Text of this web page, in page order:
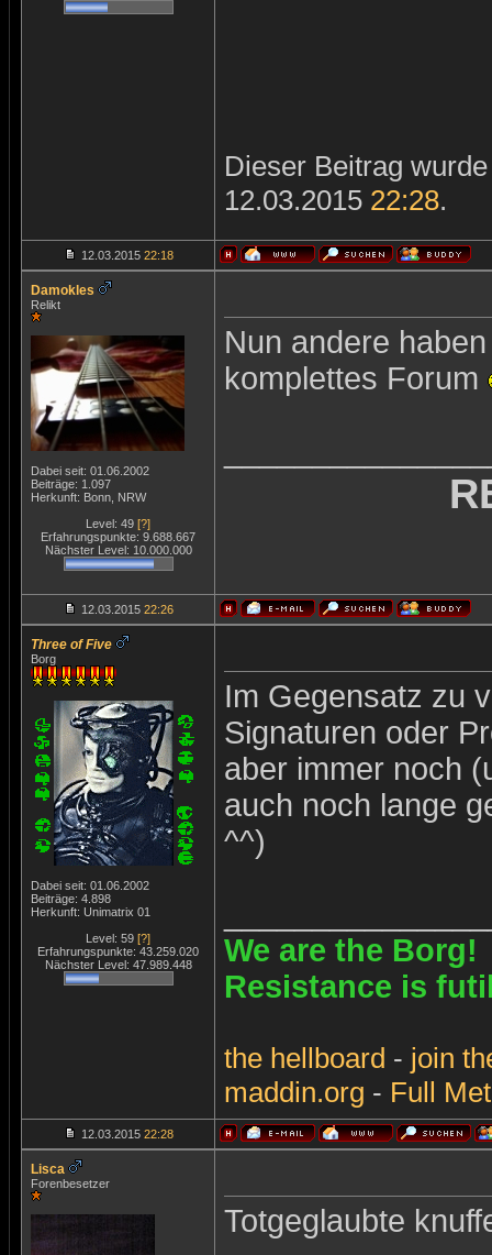
Dieser Beitrag
12.03.2015 22:28.
12.03.2015 22:18
Damokles
Relikt
Dabei seit: 01.06.2002
Beiträge: 1.097
Herkunft: Bonn, NRW
Level: 49 [?]
Erfahrungspunkte: 9.688.667
Nächster Level: 10.000.000
Nun andere
komplettes Forum
12.03.2015 22:26
Three of Five
Borg
Dabei seit: 01.06.2002
Beiträge: 4.898
Herkunft: Unimatrix 01
Level: 59 [?]
Erfahrungspunkte: 43.259.020
Nächster Level: 47.989.448
Im Gegensatz zu
Signaturen oder
aber immer noch
auch noch lange
^^)
We are the Borg!
Resistance is
the hellboard - join
maddin.org - Full
12.03.2015 22:28
Lisca
Forenbesetzer
Totgeglaubte